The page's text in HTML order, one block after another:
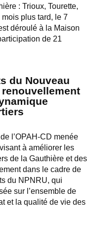
: Trioux, Tourette,
plus tard, le 7
déroulé à la Maison
de 21
du Nouveau
l’OPAH-CD menée
à améliorer les
de la Gauthière et des
dans le cadre de
du NPNRU, qui
sur l’ensemble de
et la qualité de vie des